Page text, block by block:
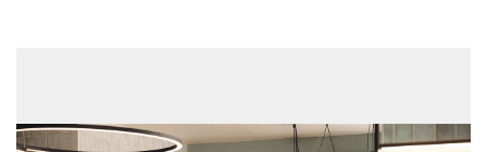
Kovacek Contemporary